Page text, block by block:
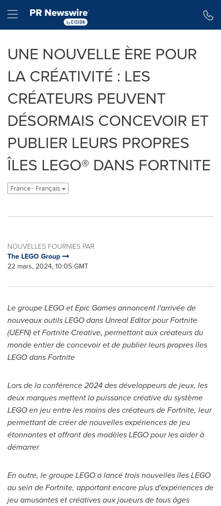
Hamburger menu
UNE NOUVELLE ÈRE POUR
LA CRÉATIVITÉ : LES
CRÉATEURS PEUVENT
DÉSORMAIS CONCEVOIR ET
PUBLIER LEURS PROPRES
ÎLES LEGO® DANS FORTNITE
France - Français
NOUVELLES FOURNIES PAR
The LEGO Group
22 mars, 2024, 10:05 GMT
Le groupe LEGO et Epic Games annoncent l'arrivée de
nouveaux outils LEGO dans Unreal Editor pour Fortnite
(UEFN) et Fortnite Creative, permettant aux créateurs du
monde entier de concevoir et de publier leurs propres îles
LEGO dans Fortnite
Lors de laconférence 2024 des développeurs de jeux, les
deux marques mettent la puissance créative du système
LEGO en jeu entre les mains des créateurs de Fortnite, leur
permettant de créer de nouvelles expériences de jeu
étonnantes et offrant des modèles LEGO pour les aider à
démarrer
En outre, le groupe LEGO a lancé trois nouvelles îles LEGO
au sein de Fortnite, apportant encore plus d'expériences de
jeu amusantes et créatives aux joueurs de tous âges